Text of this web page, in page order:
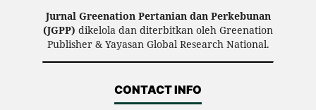
Jurnal Greenation Pertanian dan Perkebunan
(JGPP) dikelola dan diterbitkan oleh Greenation
Publisher & Yayasan Global Research National.
CONTACT INFO